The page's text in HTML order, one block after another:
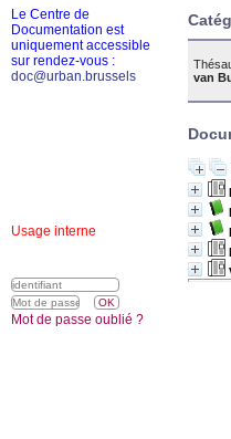
van
Le Centre de
Documentation est
uniquement accessible
sur rendez-vous :
doc@urban.brussels
Usage interne
Mot de passe oublié ?